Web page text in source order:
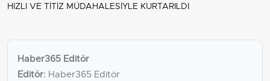
HIZLI VE TİTİZ MÜDAHALESİYLE KURTARILDI
Haber365 Editör
Editör: Haber365 Editör